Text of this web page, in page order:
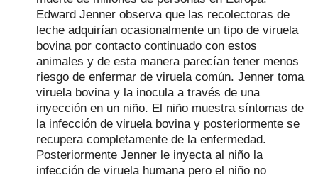
Edward Jenner observa que las recolectoras de
leche adquirían ocasionalmente un tipo de viruela
bovina por contacto continuado con estos
animales y de esta manera parecían tener menos
riesgo de enfermar de viruela común. Jenner toma
viruela bovina y la inocula a través de una
inyección en un niño. El niño muestra síntomas de
la infección de viruela bovina y posteriormente se
recupera completamente de la enfermedad.
Posteriormente Jenner le inyecta al niño la
infección de viruela humana pero el niño no